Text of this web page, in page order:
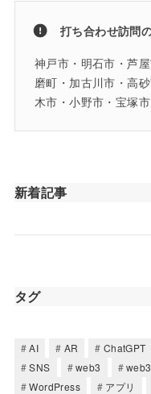
打ち合わせ訪問
神戸市・明石市・芦
磨町・加古川市・高
木市・小野市・宝塚
新着記事
タグ
AI AR ChatGPT
SNS
web3
WordPress
アプリ